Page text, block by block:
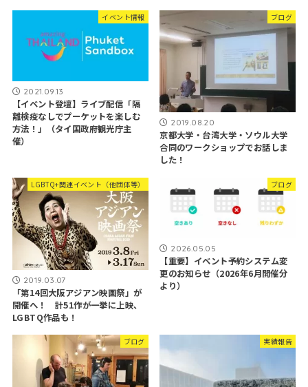
イベント情報
2021.09.13
【イベント登壇】ライブ配信「隔
離検疫なしでプーケットを楽しむ
方法！」（タイ国政府観光庁主
催）
ブログ
2019.08.20
京都大学・台湾大学・ソウル大学
合同のワークショップでお話しま
した！
LGBTQ+関連イベント（他団体等）
2019.03.07
「第14回大阪アジアン映画祭」が
開催へ！ 計51作が一挙に上映、
LGBTQ作品も！
ブログ
2026.05.05
【重要】イベント予約システム変
更のお知らせ（2026年6月開催分
より）
ブログ 実績報告